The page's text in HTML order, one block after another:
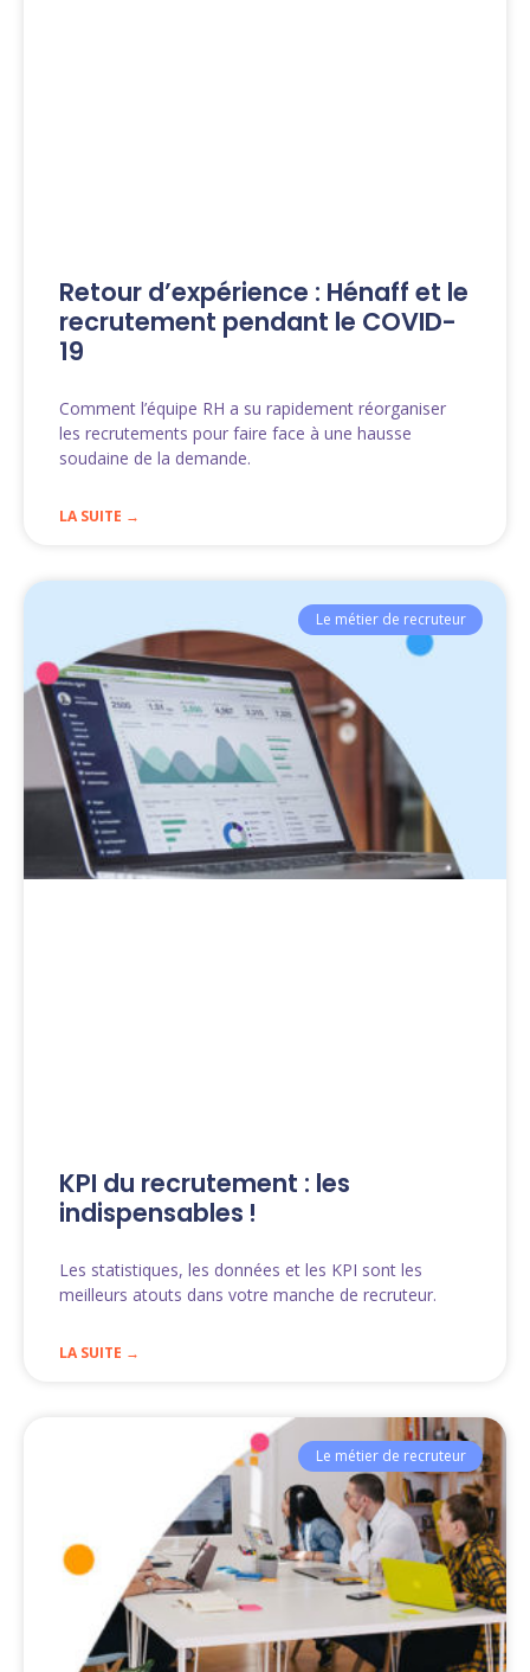
Retour d’expérience : Hénaff et le
recrutement pendant le COVID-
19
Comment l’équipe RH a su rapidement réorganiser
les recrutements pour faire face à une hausse
soudaine de la demande.
LA SUITE →
Le métier de recruteur
KPI du recrutement : les
indispensables !
Les statistiques, les données et les KPI sont les
meilleurs atouts dans votre manche de recruteur.
LA SUITE →
Le métier de recruteur